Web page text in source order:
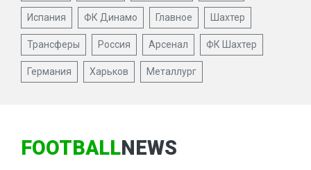
Испания ФК Динамо Главное Шахтер
Трансферы Россия Арсенал ФК Шахтер
Германия Харьков Металлург
FOOTBALLNEWS